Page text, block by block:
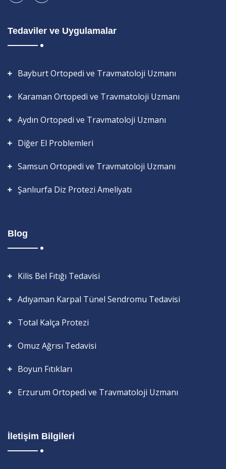
Tedaviler ve Uygulamalar
Bayburt Ortopedi ve Travmatoloji Uzmanı
Karaman Ortopedi ve Travmatoloji Uzmanı
Aydın Ortopedi ve Travmatoloji Uzmanı
Diğer El Problemleri
Samsun Ortopedi ve Travmatoloji Uzmanı
Şanlıurfa Diz Protezi Ameliyatı
Blog
Kilis Bel Fıtığı Tedavisi
Adıyaman Karpal Tünel Sendromu Tedavisi
Total Kalça Protezi
Omuz Ağrısı Tedavisi
Boyun Fıtıkları
Erzurum Ortopedi ve Travmatoloji Uzmanı
İletişim Bilgileri